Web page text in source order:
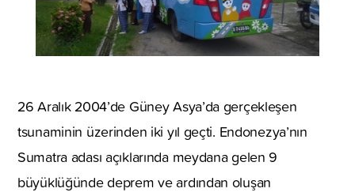
26 Aralık 2004’de Güney Asya’da gerçekleşen
tsunaminin üzerinden iki yıl geçti. Endonezya’nın
Sumatra adası açıklarında meydana gelen 9
büyüklüğünde deprem ve ardından oluşan